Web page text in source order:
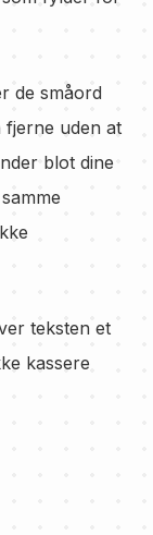
de småord
fjerne uden at
blot dine
teksten et
kassere